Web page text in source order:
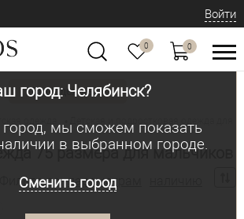
город: Челябинск?
мы сможем показать
в выбранном городе.
Сменить город
Войти
0 0
Вид одежды
одежда
75 размера для мальчиков
Фильтр по: параметрам